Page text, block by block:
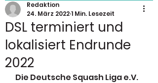
DSL terminiert und
lokalisiert Endrunde
2022
Redaktion
24. März 20221 Min. Lesezeit